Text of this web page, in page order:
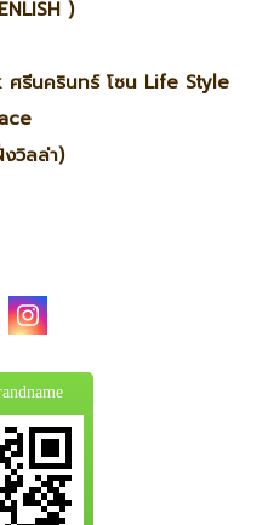
)
รีนครินทร์ โซน Life Style
วิลล่า)